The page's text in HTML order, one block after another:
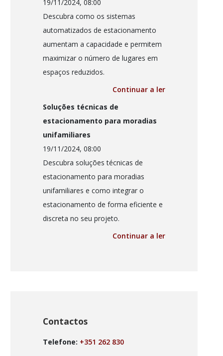
19/11/2024, 08:00
Descubra como os sistemas
automatizados de estacionamento
aumentam a capacidade e permitem
maximizar o número de lugares em
espaços reduzidos.
Continuar a ler
Soluções técnicas de
estacionamento para moradias
unifamiliares
19/11/2024, 08:00
Descubra soluções técnicas de
estacionamento para moradias
unifamiliares e como integrar o
estacionamento de forma eficiente e
discreta no seu projeto.
Continuar a ler
Contactos
Telefone: +351 262 830